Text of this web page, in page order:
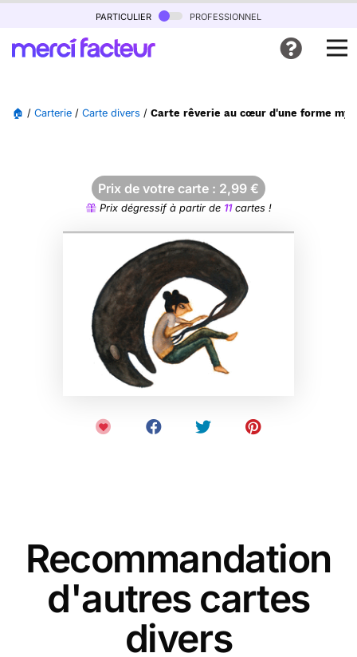
particulier professionnel
🏠 / Carterie / Carte divers / Carte rêverie au cœur d'une forme
Prix de votre carte : 2,99 €
Prix dégressif à partir de 11cartes !
Recommandation
d'autres cartes
divers